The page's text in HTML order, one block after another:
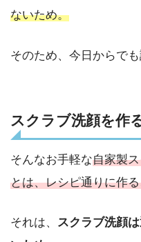
ないため。
そのため、今日からで
スクラブ洗顔を作
そんなお手軽な自家製
とは、レシピ通りに作
それは、 スクラブ洗顔